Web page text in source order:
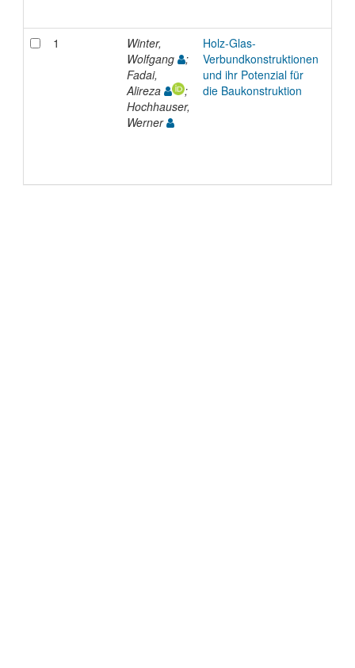
1
Winter,
Wolfgang
;
Fadai,
Alireza
;
Hochhauser,
Werner
Holz-Glas-
Verbundkonstruktionen
und ihr Potenzial für
die Baukonstruktion